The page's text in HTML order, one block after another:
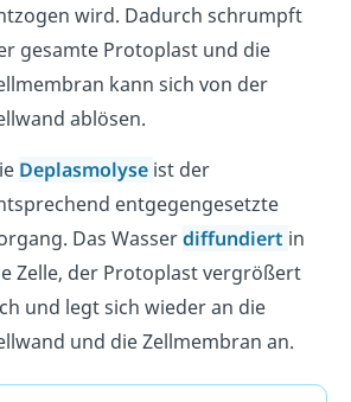
wird. Dadurch schrumpft
gesamte Protoplast und die
kann sich von der
ablösen.
Deplasmolyse ist der
entgegengesetzte
Das Wasserdiffundiert in
Zelle, der Protoplast vergrößert
und legt sich wieder an die
und die Zellmembran an.